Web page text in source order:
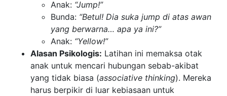
Anak: “Jump!”
Bunda: “Betul! Dia suka jump di atas awan
yang berwarna… apa ya ini?”
Anak: “Yellow!”
Alasan Psikologis: Latihan ini memaksa otak
anak untuk mencari hubungan sebab-akibat
yang tidak biasa (associative thinking). Mereka
harus berpikir di luar kebiasaan untuk